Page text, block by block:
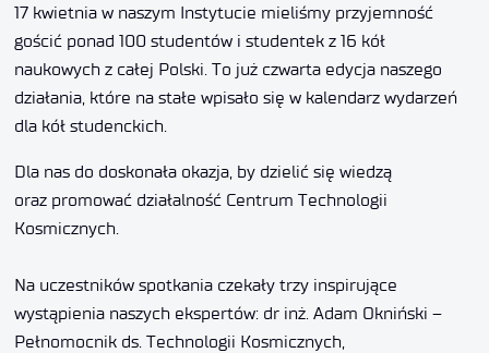
17 kwietnia w naszym Instytucie mieliśmy przyjemność
gościć ponad 100 studentów i studentek z 16 kół
naukowych z całej Polski. To już czwarta edycja naszego
działania, które na stałe wpisało się w kalendarz wydarzeń
dla kół studenckich.
Dla nas do doskonała okazja, by dzielić się wiedzą
oraz promować działalność Centrum Technologii
Kosmicznych.
Na uczestników spotkania czekały trzy inspirujące
wystąpienia naszych ekspertów: dr inż. Adam Okniński –
Pełnomocnik ds. Technologii Kosmicznych,